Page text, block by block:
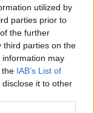
utilized by
parties prior to
the further
third parties on the
information may
the IAB’s List of
it to other
iškovoti
pakopą
žaidusių